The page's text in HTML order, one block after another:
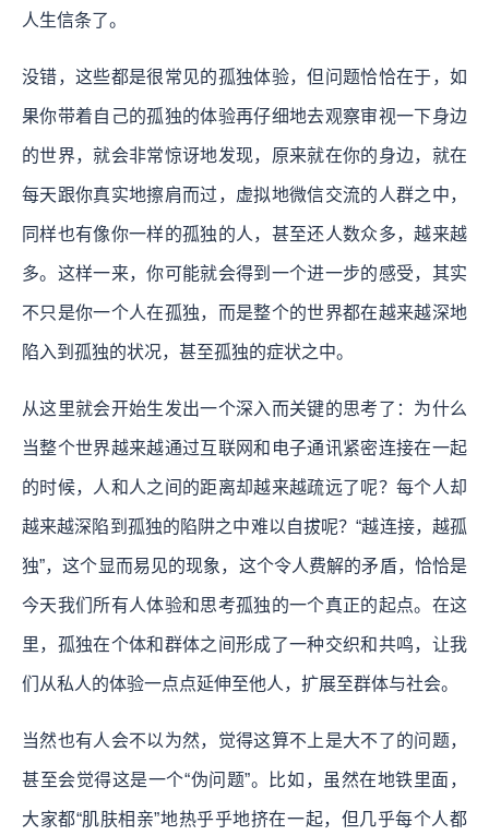
人生信条了。
没错，这些都是很常见的孤独体验，但问题恰恰在于，如
果你带着自己的孤独的体验再仔细地去观察审视一下身边
的世界，就会非常惊讶地发现，原来就在你的身边，就在
每天跟你真实地擦肩而过，虚拟地微信交流的人群之中，
同样也有像你一样的孤独的人，甚至还人数众多，越来越
多。这样一来，你可能就会得到一个进一步的感受，其实
不只是你一个人在孤独，而是整个的世界都在越来越深地
陷入到孤独的状况，甚至孤独的症状之中。
从这里就会开始生发出一个深入而关键的思考了：为什么
当整个世界越来越通过互联网和电子通讯紧密连接在一起
的时候，人和人之间的距离却越来越疏远了呢？每个人却
越来越深陷到孤独的陷阱之中难以自拔呢？“越连接，越孤
独”，这个显而易见的现象，这个令人费解的矛盾，恰恰是
今天我们所有人体验和思考孤独的一个真正的起点。在这
里，孤独在个体和群体之间形成了一种交织和共鸣，让我
们从私人的体验一点点延伸至他人，扩展至群体与社会。
当然也有人会不以为然，觉得这算不上是大不了的问题，
甚至会觉得这是一个“伪问题”。比如，虽然在地铁里面，
大家都“肌肤相亲”地热乎乎地挤在一起，但几乎每个人都